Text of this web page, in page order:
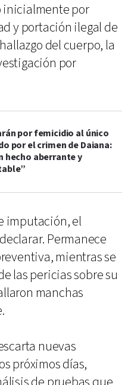
por
y portación ilegal de
del cuerpo, la
por
por femicidio al único
por el crimen de Daiana:
hecho aberrante y
imputación, el
Permanece
mientras se
las pericias sobre su
manchas
nuevas
próximos días,